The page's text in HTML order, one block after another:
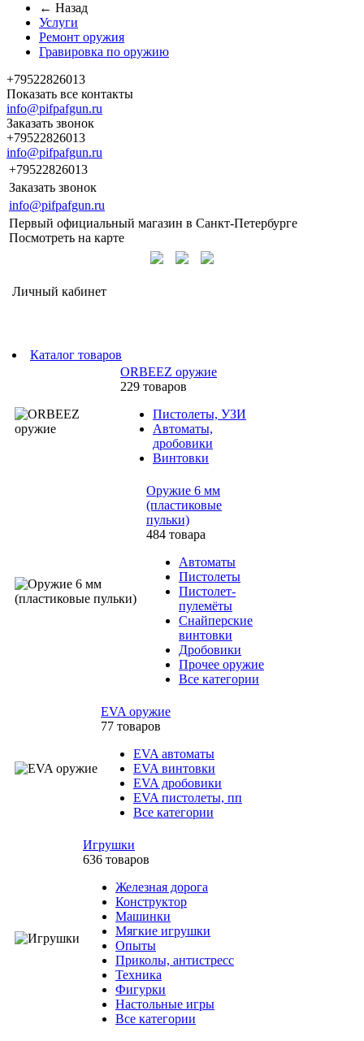
← Назад
Услуги
Ремонт оружия
Гравировка по оружию
+79522826013
Показать все контакты
info@pifpafgun.ru
Заказать звонок
+79522826013
info@pifpafgun.ru
+79522826013
Заказать звонок
info@pifpafgun.ru
Первый официальный магазин в Санкт-Петербурге
Посмотреть на карте
Личный кабинет
Каталог товаров
ORBEEZ оружие
229 товаров
Пистолеты, УЗИ
Автоматы,
дробовики
Винтовки
Оружие 6 мм
(пластиковые
пульки)
484 товара
Автоматы
Пистолеты
Пистолет-
пулемёты
Снайперские
винтовки
Дробовики
Прочее оружие
Все категории
EVA оружие
77 товаров
EVA автоматы
EVA винтовки
EVA дробовики
EVA пистолеты, пп
Все категории
Игрушки
636 товаров
Железная дорога
Конструктор
Машинки
Мягкие игрушки
Опыты
Приколы, антистресс
Техника
Фигурки
Настольные игры
Все категории